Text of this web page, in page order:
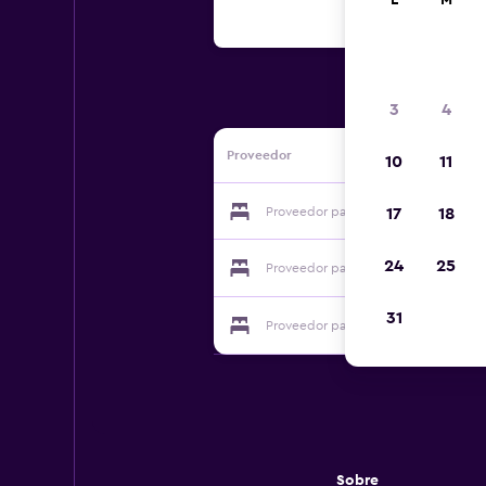
Proveedor
Proveedor para Château Visz
Proveedor para Château Visz
Proveedor para Château Visz
Sobre
3 4
10 11
17 18
24 25
31